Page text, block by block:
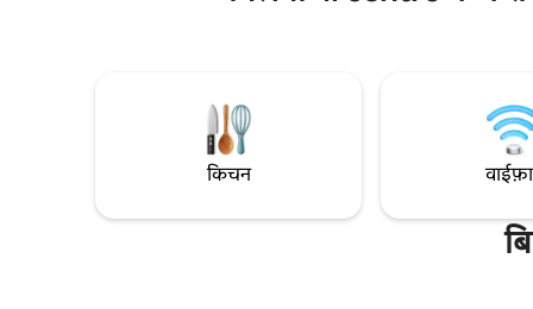
Azkuna
किचन